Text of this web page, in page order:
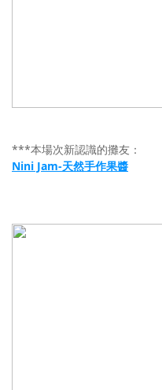
***本場次新認識的攤友：
Nini Jam-天然手作果醬